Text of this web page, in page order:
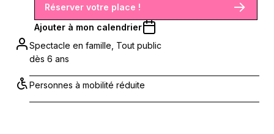
Réserver votre place !
Ajouter à mon calendrier
Spectacle en famille, Tout public
dès 6 ans
Personnes à mobilité réduite